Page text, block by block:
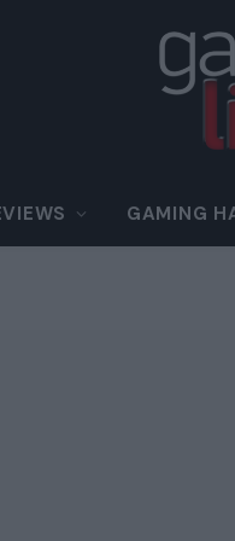
GAMING